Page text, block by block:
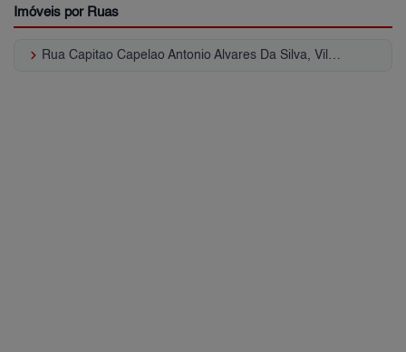
Imóveis por Ruas
keyboard_arrow_right Rua Capitao Capelao Antonio Alvares Da Silva, Vila Nova Galvão